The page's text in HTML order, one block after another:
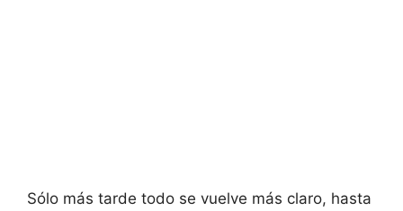
Sólo más tarde todo se vuelve más claro, hasta